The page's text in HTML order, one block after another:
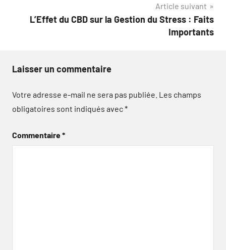
Article suivant
L’Effet du CBD sur la Gestion du Stress : Faits
Importants
Laisser un commentaire
Votre adresse e-mail ne sera pas publiée. Les champs
obligatoires sont indiqués avec*
Commentaire*